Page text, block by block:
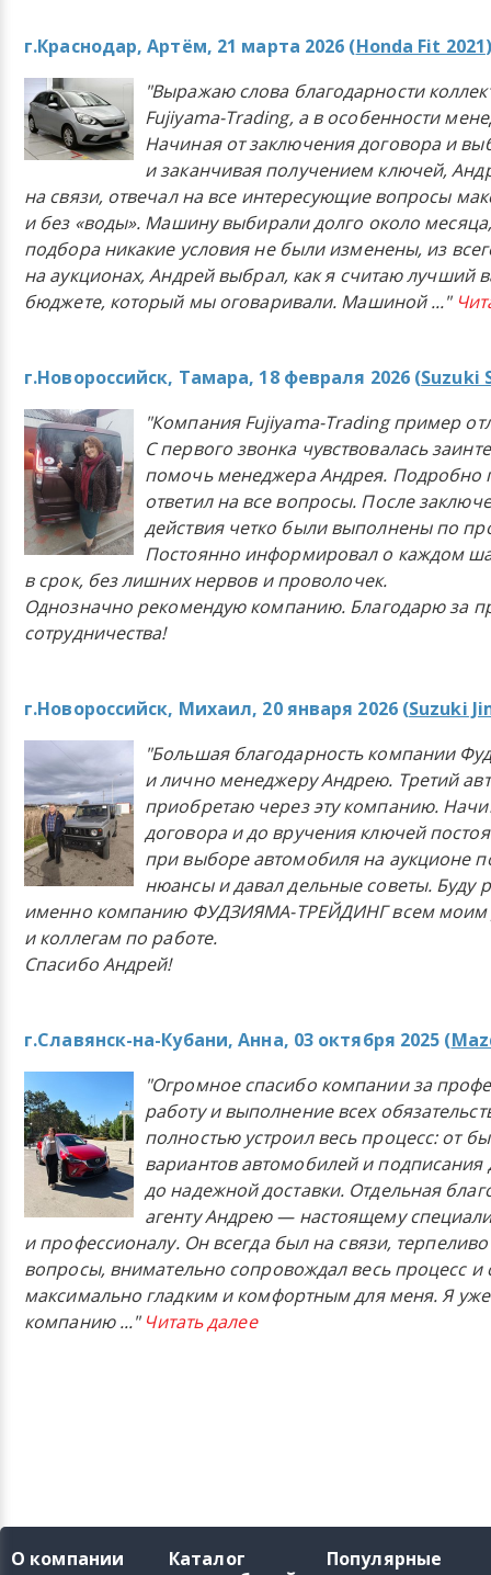
г.Краснодар, Артём, 21 марта 2026 (Honda Fit 2021
"Выражаю слова благодарности
Fujiyama-Trading, а в особенности
Начиная от заключения договора и
и заканчивая получением ключей,
на связи, отвечал на все интересующие вопросы
и без «воды». Машину выбирали долго около
подбора никакие условия не были изменены, из
на аукционах, Андрей выбрал, как я считаю лучший
бюджете, который мы оговаривали. Машиной..."
г.Новороссийск, Тамара, 18 февраля 2026 (Suzuki
"Компания Fujiyama-Trading пример
С первого звонка чувствовалась
помочь менеджера Андрея. Подробно
ответил на все вопросы. После
действия четко были выполнены по
Постоянно информировал о каждом
в срок, без лишних нервов и проволочек.
Однозначно рекомендую компанию. Благодарю за
сотрудничества!
г.Новороссийск, Михаил, 20 января 2026 (Suzuki
"Большая благодарность компании
и лично менеджеру Андрею. Третий
приобретаю через эту компанию.
договора и до вручения ключей
при выборе автомобиля на аукционе
нюансы и давал дельные советы. Буду
именно компанию ФУДЗИЯМА-ТРЕЙДИНГ всем моим
и коллегам по работе.
Спасибо Андрей!
г.Славянск-на-Кубани, Анна, 03 октября 2025 (
"Огромное спасибо компании за
работу и выполнение всех
полностью устроил весь процесс: от
вариантов автомобилей и подписания
до надежной доставки. Отдельная
агенту Андрею — настоящему
и профессионалу. Он всегда был на связи,
вопросы, внимательно сопровождал весь процесс и
максимально гладким и комфортным для меня. Я
компанию..." Читать далее
О компании
Каталог
Популярные